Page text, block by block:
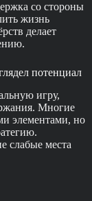
со стороны
жизнь
делает
потенциал
игру,
Многие
элементами, но
слабые места